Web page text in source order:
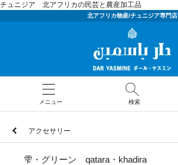
チュニジア 北アフリカの民芸と農産加工品
北アフリカ物産/チュニジア専門店
メニュー 検索
アクセサリー
雫・グリーン qatara・khadira